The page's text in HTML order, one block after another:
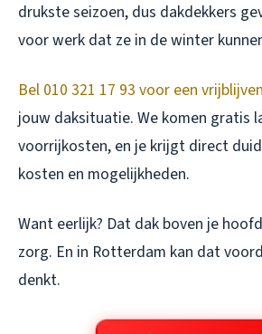
drukste seizoen, dus dakdekkers
voor werk dat ze in de winter
Bel 010 321 17 93 voor een
jouw daksituatie. We komen gratis
voorrijkosten, en je krijgt direct
kosten en mogelijkheden.
Want eerlijk? Dat dak boven je
zorg. En in Rotterdam kan dat
denkt.